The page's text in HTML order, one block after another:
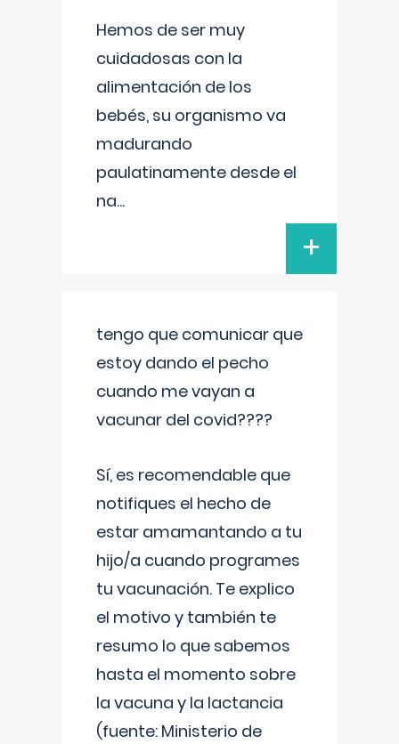
Hemos de ser muy
cuidadosas con la
alimentación de los
bebés, su organismo va
madurando
paulatinamente desde el
na...
+
tengo que comunicar que
estoy dando el pecho
cuando me vayan a
vacunar del covid????
Sí, es recomendable que
notifiques el hecho de
estar amamantando a tu
hijo/a cuando programes
tu vacunación. Te explico
el motivo y también te
resumo lo que sabemos
hasta el momento sobre
la vacuna y la lactancia
(fuente: Ministerio de